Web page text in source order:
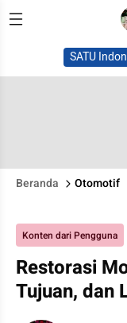
SATU
Beranda Otomotif
Konten dari Pengguna
Restorasi
Tujuan, dan